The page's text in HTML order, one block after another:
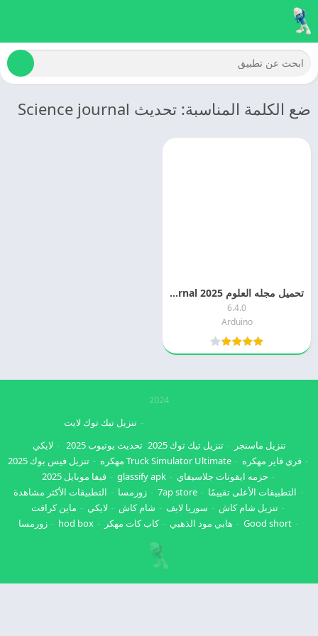
ضع الكلمة المناسبة: تحديث Science journal
تحميل مجله العلوم 2025 Science Journal اخر اصدار مجانا
6.4.0
Arduino
2024
تنزيل ماسنجر تنزيل تيك توك 2025
تنزيل تيك توك لايت
تحديث يوتيوب 2025
لايكي
فري فاير مهكره
Truck Simulator Ultimate مهكره
تنزيل فيس بوك 2025
حزمه ايقونات جلاسيفاي
glassify apk
فيفا موبايل 2025
التطبيقات الأعلى تقييمًا
7ap store زورمسا
التطبيقات الأكثر مشاهدة
تنزيل شام كاش
سوريا لايف شام كاش لايكي
ماين كرافت
Good short
هابي مود الذهبي كاب كات مهكر hod box زورمسا